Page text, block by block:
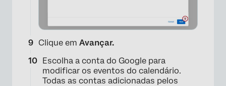
Clique em Avançar.
Escolha a conta do Google para
modificar os eventos do calendário.
Todas as contas adicionadas pelos